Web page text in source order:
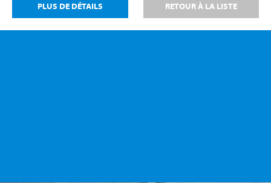
PLUS DE DÉTAILS RETOUR À LA LISTE